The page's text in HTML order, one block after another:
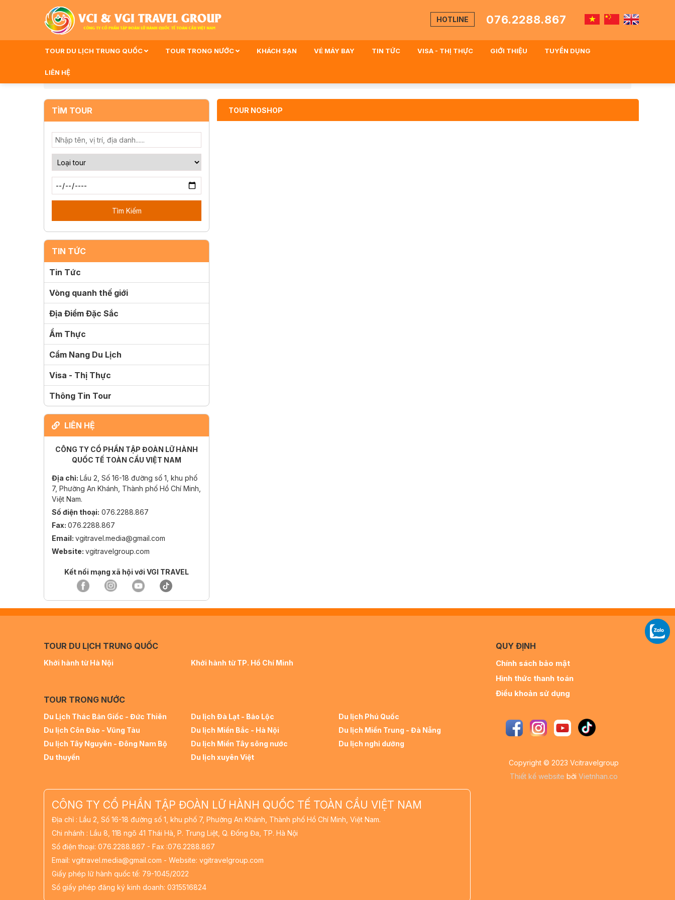
HOTLINE 076.2288.867
TOUR DU LỊCH TRUNG QUỐC TOUR TRONG NƯỚC KHÁCH SẠN VÉ MÁY BAY TIN TỨC VISA - THỊ THỰC GIỚI THIỆU TUYỂN DỤNG
LIÊN HỆ
Trang Chủ
TÌM TOUR
Tìm Kiếm
TIN TỨC
Tin Tức
Vòng quanh thế giới
Địa Điểm Đặc Sắc
Ẩm Thực
Cẩm Nang Du Lịch
Visa - Thị Thực
Thông Tin Tour
LIÊN HỆ
CÔNG TY CỔ PHẦN TẬP ĐOÀN LỮ HÀNH
QUỐC TẾ TOÀN CẦU VIỆT NAM
Địa chỉ: Lầu 2, Số 16-18 đường số 1, khu phố
7, Phường An Khánh, Thành phố Hồ Chí Minh,
Việt Nam.
Số điện thoại: 076.2288.867
Fax: 076.2288.867
Email: vgitravel.media@gmail.com
Website: vgitravelgroup.com
Kết nối mạng xã hội với VGI TRAVEL
TOUR NOSHOP
TOUR DU LỊCH TRUNG QUỐC
Khởi hành từ Hà Nội Khởi hành từ TP. Hồ Chí Minh
TOUR TRONG NƯỚC
Du Lịch Thác Bản Giốc - Đức Thiên Du lịch Đà Lạt - Bảo Lộc
Du lịch Phú Quốc
Du lịch Côn Đảo - Vũng Tàu
Du lịch Miền Bắc - Hà Nội
Du lịch Miền Trung - Đà Nẵng
Du lịch Tây Nguyên - Đông Nam Bộ
Du lịch Miền Tây sông nước
Du lịch nghỉ dưỡng
Du thuyền
Du lịch xuyên Việt
CÔNG TY CỔ PHẦN TẬP ĐOÀN LỮ HÀNH QUỐC TẾ TOÀN CẦU VIỆT NAM
Địa chỉ : Lầu 2, Số 16-18 đường số 1, khu phố 7, Phường An Khánh, Thành phố Hồ Chí Minh, Việt Nam.
Chi nhánh : Lầu 8, 11B ngõ 41 Thái Hà, P. Trung Liệt, Q. Đống Đa, TP. Hà Nội
Số điện thoại: 076.2288.867 - Fax :076.2288.867
Email: vgitravel.media@gmail.com - Website: vgitravelgroup.com
Giấy phép lữ hành quốc tế: 79-1045/2022
Số giấy phép đăng ký kinh doanh: 0315516824
QUY ĐỊNH
Chính sách bảo mật
Hình thức thanh toán
Điều khoản sử dụng
Copyright © 2023 Vcitravelgroup
Thiết kế website bởi Vietnhan.co